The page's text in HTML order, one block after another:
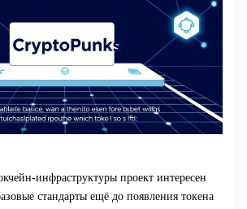
инфраструктуры проект интересен
стандарты ещё до появления токена